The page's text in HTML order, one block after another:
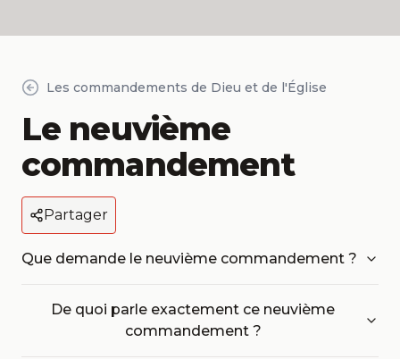
Les commandements de Dieu et de l'Église
Le neuvième
commandement
Partager
Que demande le neuvième commandement ?
De quoi parle exactement ce neuvième
commandement ?